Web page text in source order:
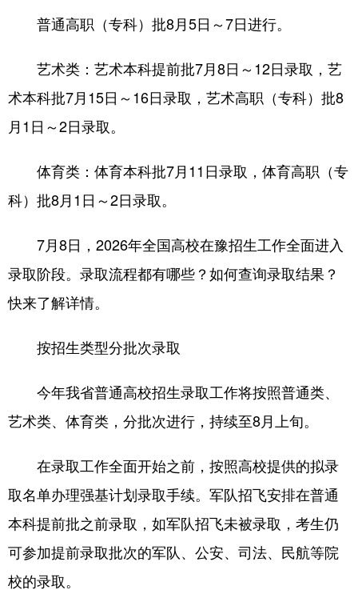
北京 天津
上海 江苏 浙江
安徽
湖南
陕西
黑龙江
多语种频道
English Español Français
عربى Русский язык
日本語 한국어 Deutsch
Português
普通高职（专科）批8月5日～7日进行。
艺术类：艺术本科提前批7月8日～12日录取，艺
术本科批7月15日～16日录取，艺术高职（专科）批8
月1日～2日录取。
体育类：体育本科批7月11日录取，体育高职（专
科）批8月1日～2日录取。
7月8日，2026年全国高校在豫招生工作全面进入
录取阶段。录取流程都有哪些？如何查询录取结果？
快来了解详情。
按招生类型分批次录取
今年我省普通高校招生录取工作将按照普通类、
艺术类、体育类，分批次进行，持续至8月上旬。
在录取工作全面开始之前，按照高校提供的拟录
取名单办理强基计划录取手续。军队招飞安排在普通
本科提前批之前录取，如军队招飞未被录取，考生仍
可参加提前录取批次的军队、公安、司法、民航等院
校的录取。